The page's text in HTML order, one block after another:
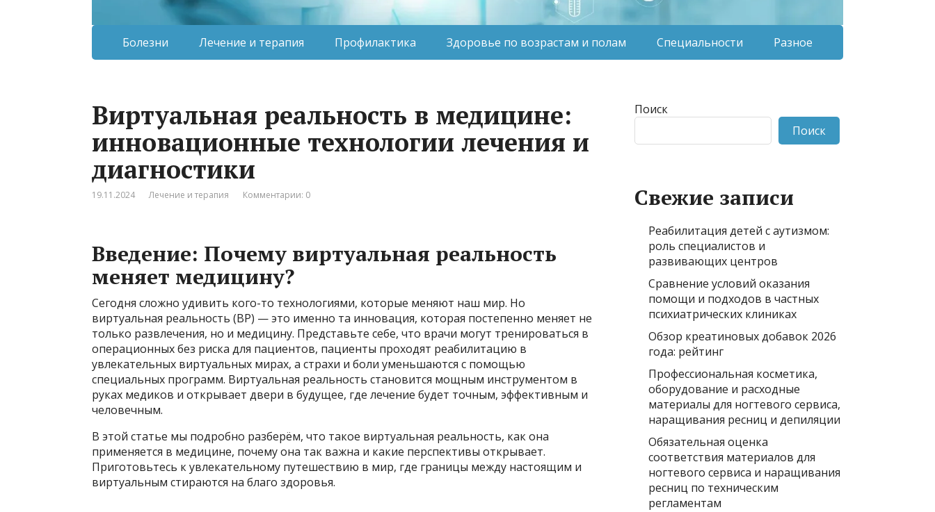
Болезни Лечение и терапия Профилактика Здоровье по возрастам и полам Специальности Разное
Виртуальная реальность в медицине:
инновационные технологии лечения и
диагностики
19.11.2024 Лечение и терапия Комментарии: 0
Введение: Почему виртуальная реальность
меняет медицину?
Сегодня сложно удивить кого-то технологиями, которые меняют наш мир. Но
виртуальная реальность (ВР) — это именно та инновация, которая постепенно меняет не
только развлечения, но и медицину. Представьте себе, что врачи могут тренироваться в
операционных без риска для пациентов, пациенты проходят реабилитацию в
увлекательных виртуальных мирах, а страхи и боли уменьшаются с помощью
специальных программ. Виртуальная реальность становится мощным инструментом в
руках медиков и открывает двери в будущее, где лечение будет точным, эффективным и
человечным.
В этой статье мы подробно разберём, что такое виртуальная реальность, как она
применяется в медицине, почему она так важна и какие перспективы открывает.
Приготовьтесь к увлекательному путешествию в мир, где границы между настоящим и
виртуальным стираются на благо здоровья.
Поиск
Поиск
Свежие записи
Реабилитация детей с аутизмом:
роль специалистов и
развивающих центров
Сравнение условий оказания
помощи и подходов в частных
психиатрических клиниках
Обзор креатиновых добавок 2026
года: рейтинг
Профессиональная косметика,
оборудование и расходные
материалы для ногтевого сервиса,
наращивания ресниц и депиляции
Обязательная оценка
соответствия материалов для
ногтевого сервиса и наращивания
ресниц по техническим
регламентам